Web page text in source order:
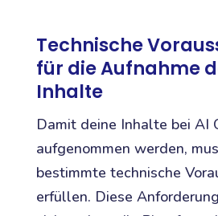
Technische
für die Aufnahme
Inhalte
Damit deine Inhalte bei AI
aufgenommen werden,
bestimmte technische
erfüllen. Diese